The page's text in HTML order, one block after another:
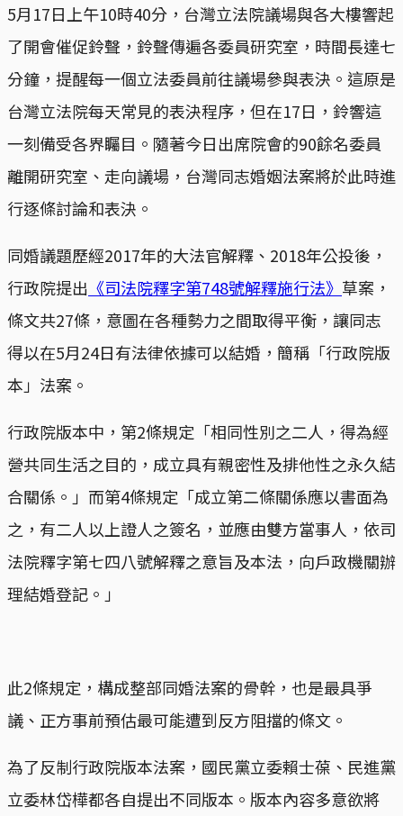
5月17日上午10時40分，台灣立法院議場與各大樓響起
了開會催促鈴聲，鈴聲傳遍各委員研究室，時間長達七
分鐘，提醒每一個立法委員前往議場參與表決。這原是
台灣立法院每天常見的表決程序，但在17日，鈴響這
一刻備受各界矚目。隨著今日出席院會的90餘名委員
離開研究室、走向議場，台灣同志婚姻法案將於此時進
行逐條討論和表決。
同婚議題歷經2017年的大法官解釋、2018年公投後，
行政院提出 《司法院釋字第748號解釋施行法》 草案，
條文共27條，意圖在各種勢力之間取得平衡，讓同志
得以在5月24日有法律依據可以結婚，簡稱「行政院版
本」法案。
行政院版本中，第2條規定「相同性別之二人，得為經
營共同生活之目的，成立具有親密性及排他性之永久結
合關係。」而第4條規定「成立第二條關係應以書面為
之，有二人以上證人之簽名，並應由雙方當事人，依司
法院釋字第七四八號解釋之意旨及本法，向戶政機關辦
理結婚登記。」
此2條規定，構成整部同婚法案的骨幹，也是最具爭
議、正方事前預估最可能遭到反方阻擋的條文。
為了反制行政院版本法案，國民黨立委賴士葆、民進黨
立委林岱樺都各自提出不同版本。版本內容多意欲將